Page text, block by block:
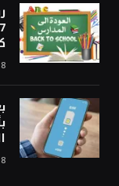
8 أغسطس، 2026
8 أغسطس، 2026